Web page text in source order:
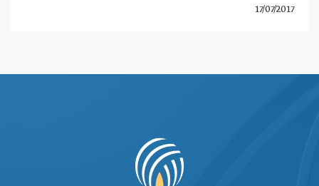
17/07/2017